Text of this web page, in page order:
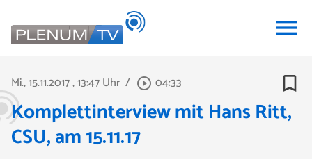
menu
Mi., 15.11.2017, 13:47 Uhr / play_circle_outline 04:33 bookmark_border
Komplettinterview mit Hans Ritt,
CSU, am 15.11.17